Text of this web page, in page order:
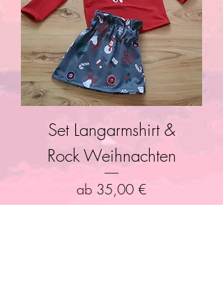
Set Langarmshirt &
Rock Weihnachten
ab 35,00 €
Sale-Preis